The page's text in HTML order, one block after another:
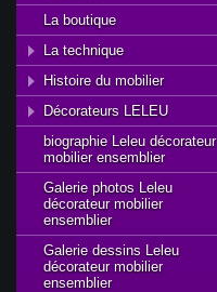
La boutique
La technique
Histoire du mobilier
Décorateurs LELEU
biographie Leleu décorateur
mobilier ensemblier
Galerie photos Leleu
décorateur mobilier
ensemblier
Galerie dessins Leleu
décorateur mobilier
ensemblier